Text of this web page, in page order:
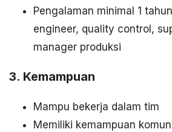
Pengalaman minimal 1
engineer, quality control,
manager produksi
3. Kemampuan
Mampu bekerja dalam tim
Memiliki kemampuan